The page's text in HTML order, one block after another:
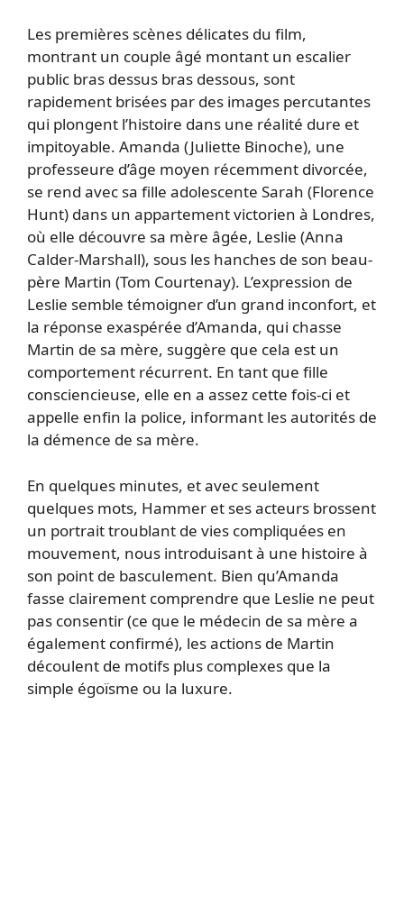
Les premières scènes délicates du film,
montrant un couple âgé montant un escalier
public bras dessus bras dessous, sont
rapidement brisées par des images percutantes
qui plongent l’histoire dans une réalité dure et
impitoyable. Amanda (Juliette Binoche), une
professeure d’âge moyen récemment divorcée,
se rend avec sa fille adolescente Sarah (Florence
Hunt) dans un appartement victorien à Londres,
où elle découvre sa mère âgée, Leslie (Anna
Calder-Marshall), sous les hanches de son beau-
père Martin (Tom Courtenay). L’expression de
Leslie semble témoigner d’un grand inconfort, et
la réponse exaspérée d’Amanda, qui chasse
Martin de sa mère, suggère que cela est un
comportement récurrent. En tant que fille
consciencieuse, elle en a assez cette fois-ci et
appelle enfin la police, informant les autorités de
la démence de sa mère.
En quelques minutes, et avec seulement
quelques mots, Hammer et ses acteurs brossent
un portrait troublant de vies compliquées en
mouvement, nous introduisant à une histoire à
son point de basculement. Bien qu’Amanda
fasse clairement comprendre que Leslie ne peut
pas consentir (ce que le médecin de sa mère a
également confirmé), les actions de Martin
découlent de motifs plus complexes que la
simple égoïsme ou la luxure.